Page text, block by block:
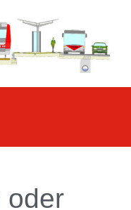
oder